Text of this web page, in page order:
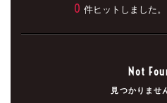
0 件ヒットしました。
Not
見つかりませ